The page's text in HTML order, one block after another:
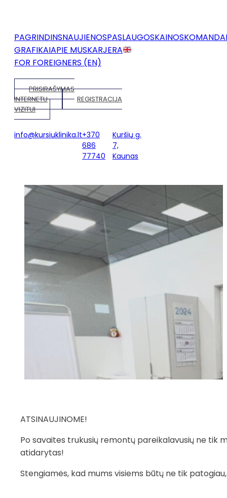
PAGRINDINSNAUJIENOSPASLAUGOSKAINOSKOMANDA
GRAFIKAIAPIE MUSKARJERA
FOR FOREIGNERS (EN)
PRISIRAŠYMAS
INTERNETU
REGISTRACIJA
VIZITUI
info@kursiuklinika.lt+370
686
77740
Kuršių g.
7,
Kaunas
ATSINAUJINOME!
PRADŽIA / NAUJIENOS / ATSINAUJINOME!
ATSINAUJINOME!
Po savaites trukusių remontų pareikalavusių ne tik
atidarytas!
Stengiamės, kad mums visiems būtų ne tik